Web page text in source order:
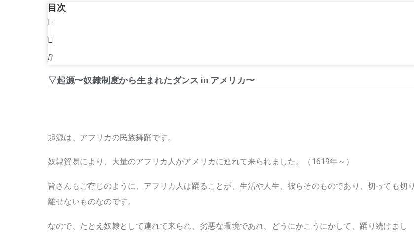
目次
▽起源〜奴隷制度から生まれたダンス in アメリカ〜
起源は、アフリカの民族舞踊です。
奴隷貿易により、大量のアフリカ人がアメリカに連れて来られました。（1619年～）
皆さんもご存じのように、アフリカ人は踊ることが、生活や人生、彼らそのものであり、切っても切り
離せないものなのです。
なので、たとえ奴隷として連れて来られ、劣悪な環境であれ、どうにかこうにかして、踊り続けまし